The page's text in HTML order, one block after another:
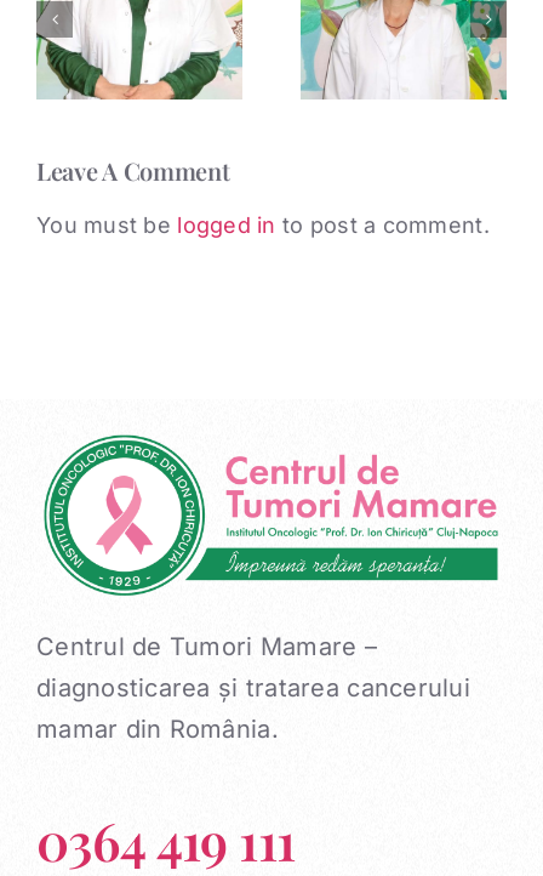
Dr. Daniela
Martin
Dr.
Maximilian
Muntean
Leave A Comment
You must be logged in to post a comment.
Centrul de Tumori Mamare –
diagnosticarea și tratarea cancerului
mamar din România.
0364 419 111